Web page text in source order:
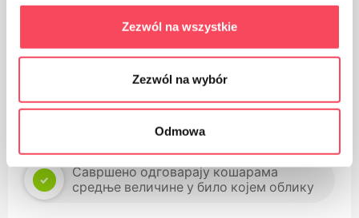
Zezwól na wszystkie
Zezwól na wybór
Odmowa
Prednosti
Једноставно затварање и слобода
кретања без опасности од прекида
Савршено одговарају кошарама
средње величине у било којем облику